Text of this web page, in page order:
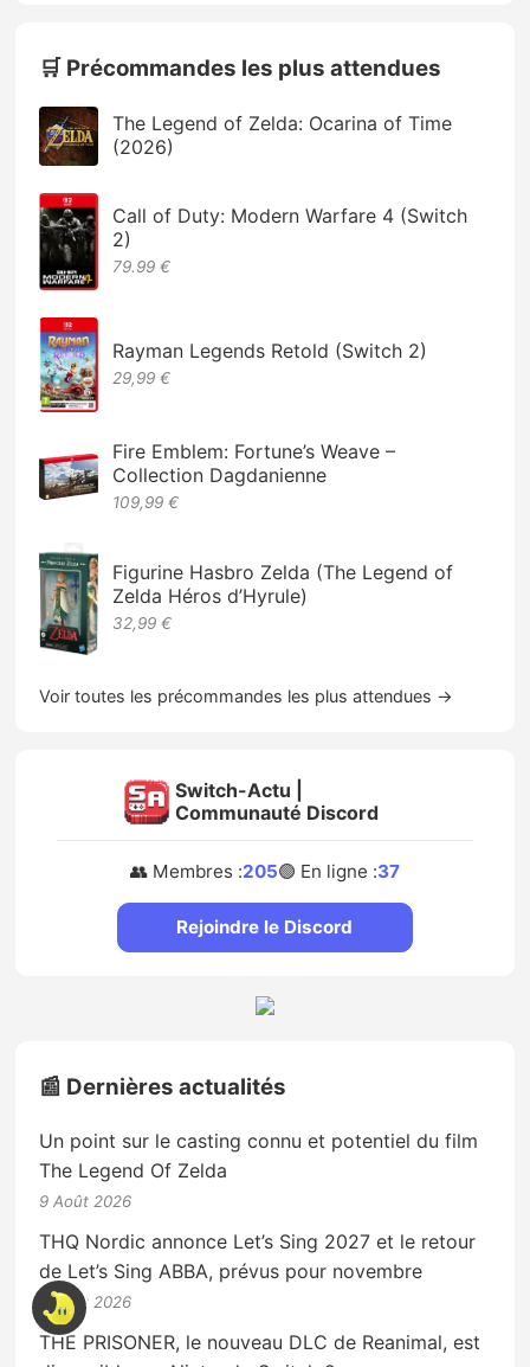
🛒 Précommandes les plus attendues
The Legend of Zelda: Ocarina of Time
(2026)
Call of Duty: Modern Warfare 4 (Switch
2)
79.99 €
Rayman Legends Retold (Switch 2)
29,99 €
Fire Emblem: Fortune’s Weave –
Collection Dagdanienne
109,99 €
Figurine Hasbro Zelda (The Legend of
Zelda Héros d’Hyrule)
32,99 €
Voir toutes les précommandes les plus attendues →
Switch-Actu |
Communauté Discord
👥 Membres :205🟢 En ligne :37
Rejoindre le Discord
📰 Dernières actualités
Un point sur le casting connu et potentiel du film
The Legend Of Zelda
9 Août 2026
THQ Nordic annonce Let’s Sing 2027 et le retour
de Let’s Sing ABBA, prévus pour novembre
7 Août 2026
THE PRISONER, le nouveau DLC de Reanimal, est